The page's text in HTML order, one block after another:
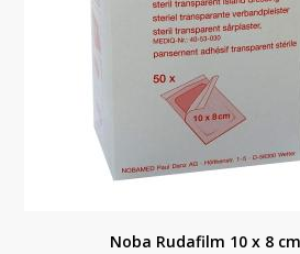
Noba Rudafilm 10 x 8